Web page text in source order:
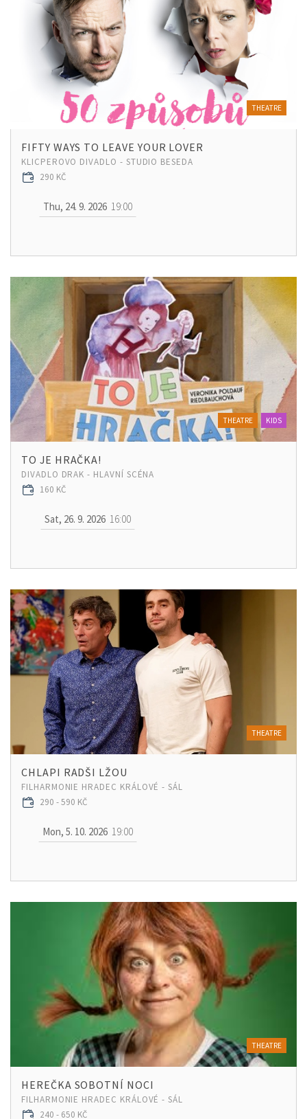
THEATRE
FIFTY WAYS TO LEAVE YOUR LOVER
KLICPEROVO DIVADLO - STUDIO BESEDA
290 KČ
Thu, 24. 9. 2026 19:00
THEATRE KIDS
TO JE HRAČKA!
DIVADLO DRAK - HLAVNÍ SCÉNA
160 KČ
Sat, 26. 9. 2026 16:00
THEATRE
CHLAPI RADŠI LŽOU
FILHARMONIE HRADEC KRÁLOVÉ - SÁL
290 - 590 KČ
Mon, 5. 10. 2026 19:00
THEATRE
HEREČKA SOBOTNÍ NOCI
FILHARMONIE HRADEC KRÁLOVÉ - SÁL
240 - 650 KČ